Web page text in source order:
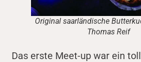
Original saarländische
Thomas Reif
Das erste Meet-up war ein